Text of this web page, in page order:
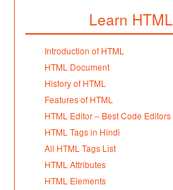
Learn
Introduction of HTML
HTML Document
History of HTML
Features of HTML
HTML Editor – Best Code Editors
HTML Tags in Hindi
All HTML Tags List
HTML Attributes
HTML Elements